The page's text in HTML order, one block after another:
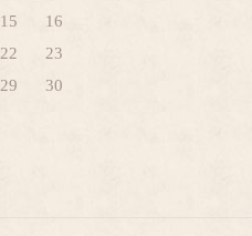
15
16
22
23
29
30